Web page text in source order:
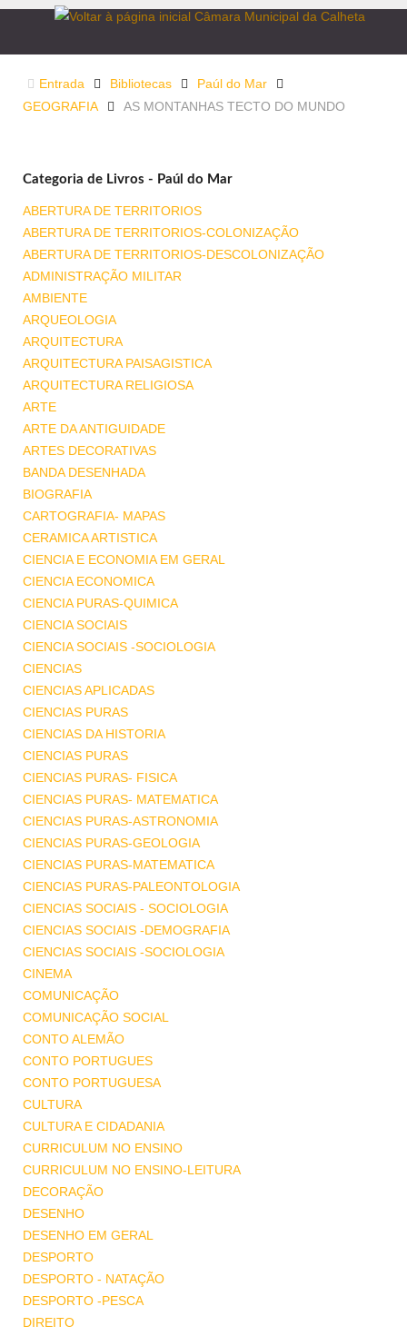
Entrada Bibliotecas
Paúl do Mar
GEOGRAFIA
AS MONTANHAS TECTO DO MUNDO
Categoria de Livros - Paúl do Mar
ABERTURA DE TERRITORIOS
ABERTURA DE TERRITORIOS-COLONIZAÇÃO
ABERTURA DE TERRITORIOS-DESCOLONIZAÇÃO
ADMINISTRAÇÃO MILITAR
AMBIENTE
ARQUEOLOGIA
ARQUITECTURA
ARQUITECTURA PAISAGISTICA
ARQUITECTURA RELIGIOSA
ARTE
ARTE DA ANTIGUIDADE
ARTES DECORATIVAS
BANDA DESENHADA
BIOGRAFIA
CARTOGRAFIA- MAPAS
CERAMICA ARTISTICA
CIENCIA E ECONOMIA EM GERAL
CIENCIA ECONOMICA
CIENCIA PURAS-QUIMICA
CIENCIA SOCIAIS
CIENCIA SOCIAIS -SOCIOLOGIA
CIENCIAS
CIENCIAS APLICADAS
CIENCIAS PURAS
CIENCIAS DA HISTORIA
CIENCIAS PURAS
CIENCIAS PURAS- FISICA
CIENCIAS PURAS- MATEMATICA
CIENCIAS PURAS-ASTRONOMIA
CIENCIAS PURAS-GEOLOGIA
CIENCIAS PURAS-MATEMATICA
CIENCIAS PURAS-PALEONTOLOGIA
CIENCIAS SOCIAIS - SOCIOLOGIA
CIENCIAS SOCIAIS -DEMOGRAFIA
CIENCIAS SOCIAIS -SOCIOLOGIA
CINEMA
COMUNICAÇÃO
COMUNICAÇÃO SOCIAL
CONTO ALEMÃO
CONTO PORTUGUES
CONTO PORTUGUESA
CULTURA
CULTURA E CIDADANIA
CURRICULUM NO ENSINO
CURRICULUM NO ENSINO-LEITURA
DECORAÇÃO
DESENHO
DESENHO EM GERAL
DESPORTO
DESPORTO - NATAÇÃO
DESPORTO -PESCA
DIREITO